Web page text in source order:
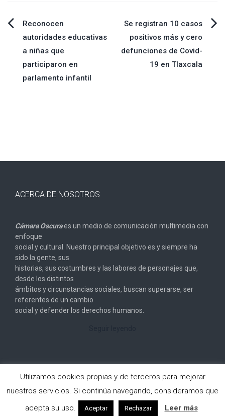
Navegación
de
entradas
Reconocen
autoridades educativas
a niñas que
participaron en
parlamento infantil
Se registran 10 casos
positivos más y cero
defunciones de Covid-
19 en Tlaxcala
ACERCA DE NOSOTROS
Cámara Oscuraes un medio de comunicación multimedia con
enfoque
social y cultural. Nuestro principal objetivo es y siempre ha
sido la gente, sus
historias, sus costumbres y las labores de personajes que,
desde los distintos
ámbitos y circunstancias sociales, buscan superarse, ser
referentes de un cambio
social y defender los derechos humanos.
Copyright © 2026Cámara Oscura. All rights reserved.
Designed by
FameThemes
Utilizamos cookies propias y de terceros para mejorar
nuestros servicios. Si continúa navegando, consideramos que
acepta su uso.
Aceptar Rechazar Leer más